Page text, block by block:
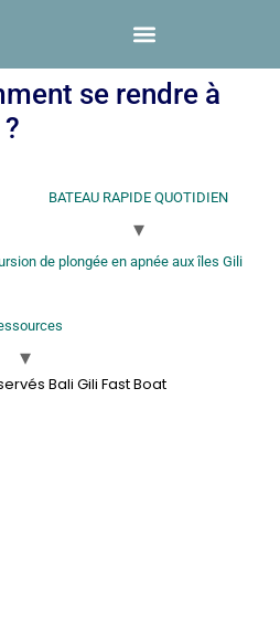
se rendre à
BATEAU RAPIDE QUOTIDIEN
de plongée en apnée aux îles Gili
Bali Gili Fast Boat